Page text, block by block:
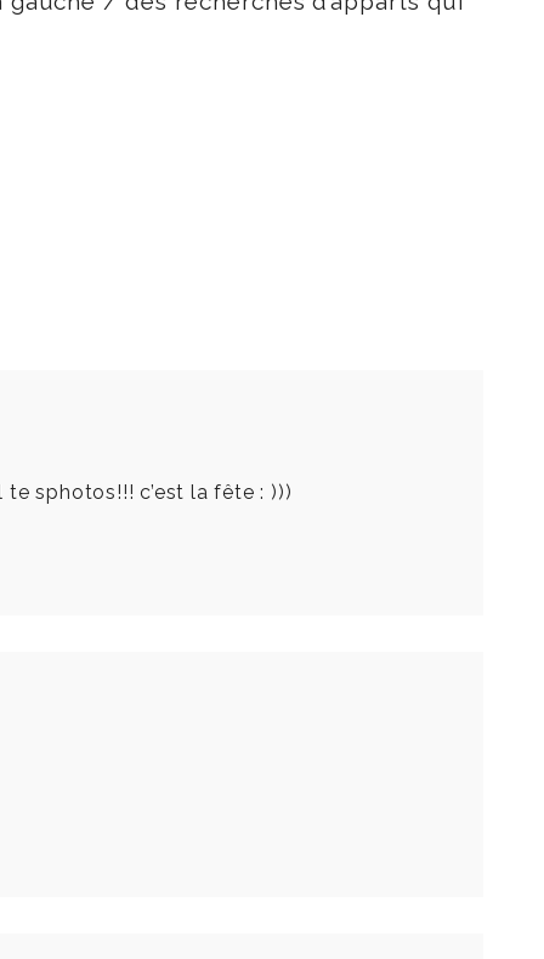
sphotos!!! c’est la fête : )))